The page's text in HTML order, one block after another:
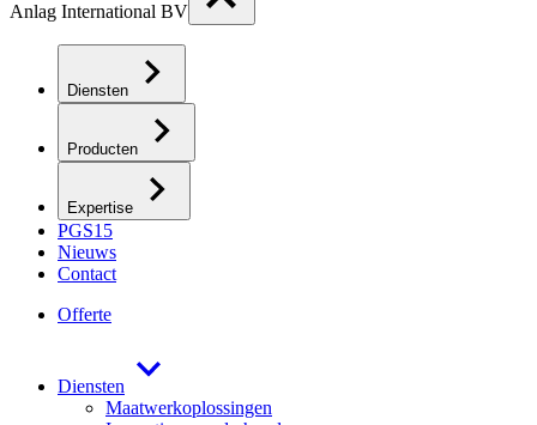
Anlag International BV
Diensten
Producten
Expertise
PGS15
Nieuws
Contact
Offerte
Diensten
Maatwerkoplossingen